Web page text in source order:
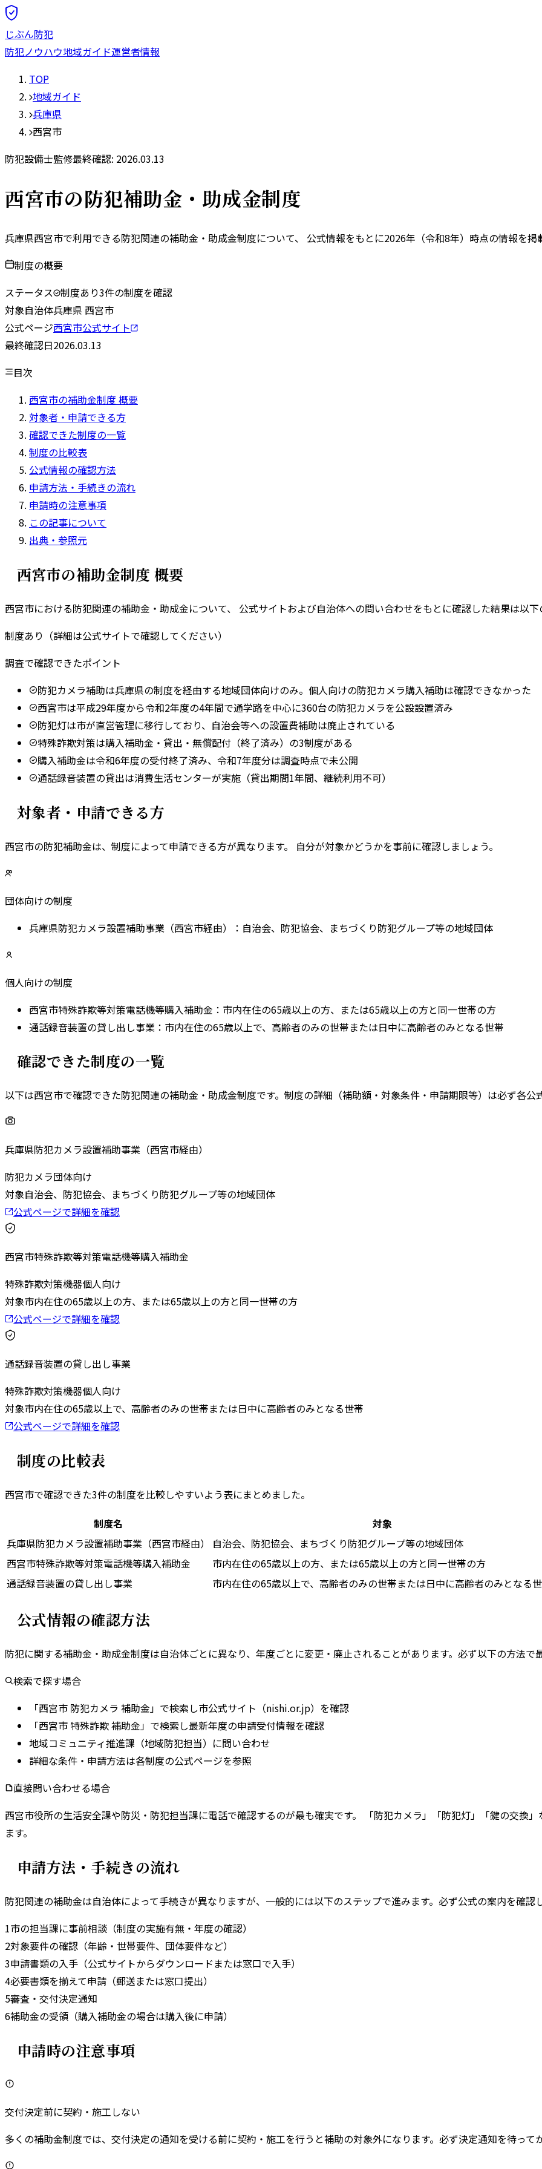
じぶん防犯
防犯ノウハウ地域ガイド運営者情報
TOP
地域ガイド
兵庫県
西宮市
防犯設備士監修最終確認: 2026.03.13
西宮市の防犯補助金・助成金制度
兵庫県西宮市で利用できる防犯関連の補助金・助成金制度について、 公式情報をもとに2026年（令和8年）時点の情報を掲
制度の概要
ステータス 制度あり3件の制度を確認
対象自治体兵庫県 西宮市
公式ページ西宮市公式サイト
最終確認日2026.03.13
目次
西宮市の補助金制度 概要
対象者・申請できる方
確認できた制度の一覧
制度の比較表
公式情報の確認方法
申請方法・手続きの流れ
申請時の注意事項
この記事について
出典・参照元
西宮市の補助金制度 概要
西宮市における防犯関連の補助金・助成金について、 公式サイトおよび自治体への問い合わせをもとに確認した結果は以下
制度あり（詳細は公式サイトで確認してください）
調査で確認できたポイント
防犯カメラ補助は兵庫県の制度を経由する地域団体向けのみ。個人向けの防犯カメラ購入補助は確認できなかった
西宮市は平成29年度から令和2年度の4年間で通学路を中心に360台の防犯カメラを公設設置済み
防犯灯は市が直営管理に移行しており、自治会等への設置費補助は廃止されている
特殊詐欺対策は購入補助金・貸出・無償配付（終了済み）の3制度がある
購入補助金は令和6年度の受付終了済み、令和7年度分は調査時点で未公開
通話録音装置の貸出は消費生活センターが実施（貸出期間1年間、継続利用不可）
対象者・申請できる方
西宮市の防犯補助金は、制度によって申請できる方が異なります。 自分が対象かどうかを事前に確認しましょう。
団体向けの制度
兵庫県防犯カメラ設置補助事業（西宮市経由）
： 自治会、防犯協会、まちづくり防犯グループ等の地域団体
個人向けの制度
西宮市特殊詐欺等対策電話機等購入補助金 ： 市内在住の65歳以上の方、または65歳以上の方と同一世帯の方
通話録音装置の貸し出し事業 ： 市内在住の65歳以上で、高齢者のみの世帯または日中に高齢者のみとなる世帯
確認できた制度の一覧
以下は西宮市で確認できた防犯関連の補助金・助成金制度です。 制度の詳細（補助額・対象条件・申請期限等）は必ず各公
兵庫県防犯カメラ設置補助事業（西宮市経由）
防犯カメラ団体向け
対象自治会、防犯協会、まちづくり防犯グループ等の地域団体
公式ページで詳細を確認
西宮市特殊詐欺等対策電話機等購入補助金
特殊詐欺対策機器個人向け
対象市内在住の65歳以上の方、または65歳以上の方と同一世帯の方
公式ページで詳細を確認
通話録音装置の貸し出し事業
特殊詐欺対策機器個人向け
対象市内在住の65歳以上で、高齢者のみの世帯または日中に高齢者のみとなる世帯
公式ページで詳細を確認
制度の比較表
西宮市で確認できた3件の制度を比較しやすいよう表にまとめました。
制度名
対象
兵庫県防犯カメラ設置補助事業（西宮市経由）
自治会、防犯協会、まちづくり防犯グループ等の地域団体
西宮市特殊詐欺等対策電話機等購入補助金
市内在住の65歳以上の方、または65歳以上の方と同一世帯の方
通話録音装置の貸し出し事業
市内在住の65歳以上で、高齢者のみの世帯または日中に高齢者のみとなる
公式情報の確認方法
防犯に関する補助金・助成金制度は自治体ごとに異なり、年度ごとに変更・廃止されることがあります。 必ず以下の方法で
検索で探す場合
「西宮市 防犯カメラ 補助金」で検索し市公式サイト（nishi.or.jp）を確認
「西宮市 特殊詐欺 補助金」で検索し最新年度の申請受付情報を確認
地域コミュニティ推進課（地域防犯担当）に問い合わせ
詳細な条件・申請方法は各制度の公式ページを参照
直接問い合わせる場合
西宮市役所の生活安全課や防災・防犯担当課に電話で確認するのが最も確実です。 「防犯カメラ」「防犯灯」「鍵の交換
ます。
申請方法・手続きの流れ
防犯関連の補助金は自治体によって手続きが異なりますが、一般的には以下のステップで進みます。 必ず公式の案内を確認
1市の担当課に事前相談（制度の実施有無・年度の確認）
2対象要件の確認（年齢・世帯要件、団体要件など）
3申請書類の入手（公式サイトからダウンロードまたは窓口で入手）
4必要書類を揃えて申請（郵送または窓口提出）
5審査・交付決定通知
6補助金の受領（購入補助金の場合は購入後に申請）
申請時の注意事項
交付決定前に契約・施工しない
多くの補助金制度では、交付決定の通知を受ける前に契約・施工を行うと補助の対象外になります。必ず決定通知を待って